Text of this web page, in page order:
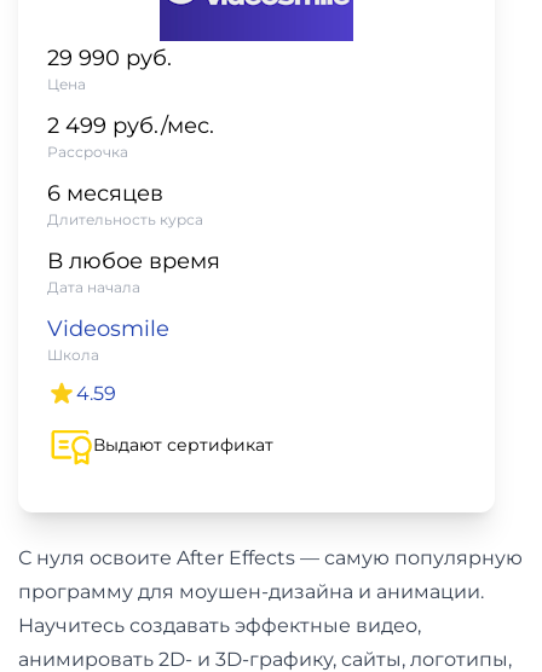
29 990 руб.
Цена
2 499 руб./мес.
Рассрочка
6 месяцев
Длительность курса
В любое время
Дата начала
Videosmile
Школа
4.59
Выдают сертификат
С нуля освоите After Effects — самую популярную
программу для моушен-дизайна и анимации.
Научитесь создавать эффектные видео,
анимировать 2D- и 3D-графику, сайты, логотипы,
аудио
Маркетинг
Иностранный
язык
Для
Красота,
здоровье,
фитнес
Психология
и
саморазвитие
Прочее